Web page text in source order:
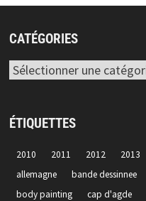
CATÉGORIES
Catégories
ÉTIQUETTES
2010 2011 2012 2013
allemagne
bande dessinnee
body painting
cap d'agde